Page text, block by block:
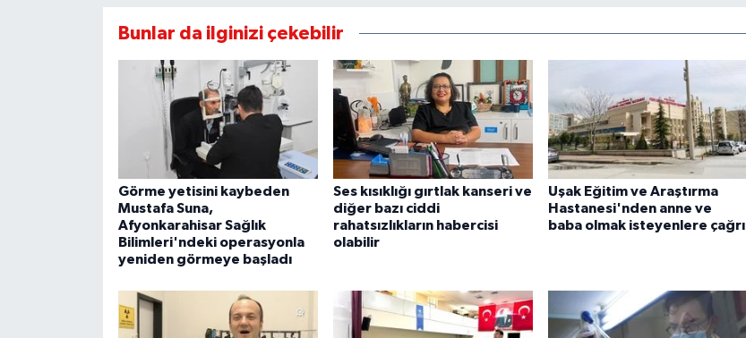
Bunlar da ilginizi çekebilir
Görme yetisini kaybeden
Mustafa Suna,
Afyonkarahisar Sağlık
Bilimleri'ndeki operasyonla
yeniden görmeye başladı
Ses kısıklığı gırtlak kanseri ve
diğer bazı ciddi
rahatsızlıkların habercisi
olabilir
Uşak Eğitim ve Araştırma
Hastanesi'nden anne ve
baba olmak isteyenlere çağrı